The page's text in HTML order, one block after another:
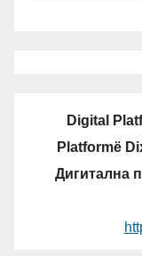
Digital
Platformë
Дигитална